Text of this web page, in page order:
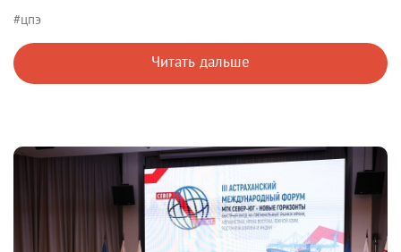
#цпэ
Читать дальше